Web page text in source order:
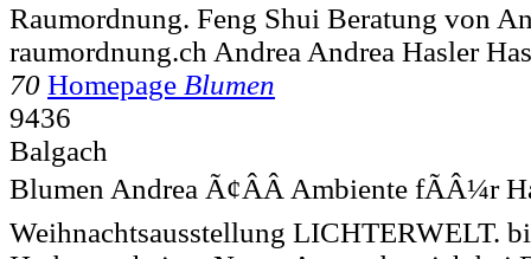
Raumordnung. Feng Shui Beratung von
raumordnung.ch Andrea Andrea Hasler
70 Homepage Blumen
9436
Balgach
Blumen Andrea Ã¢ÂÂ Ambiente fÃÂ¼r
Weihnachtsausstellung LICHTERWELT.